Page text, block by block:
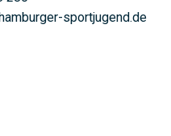
sportjugend.de